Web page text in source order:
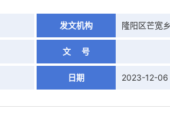
发文机构 隆阳区芒宽
文 号
日期 2023-12-06